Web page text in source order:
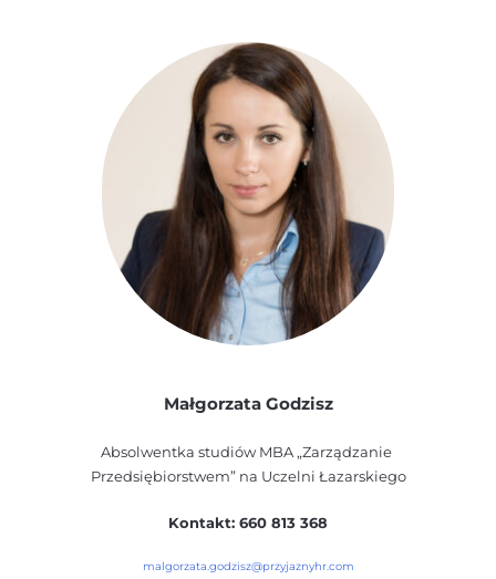
Małgorzata Godzisz
Absolwentka studiów MBA „Zarządzanie
Przedsiębiorstwem” na Uczelni Łazarskiego
Kontakt: 660 813 368
malgorzata.godzisz@przyjaznyhr.com